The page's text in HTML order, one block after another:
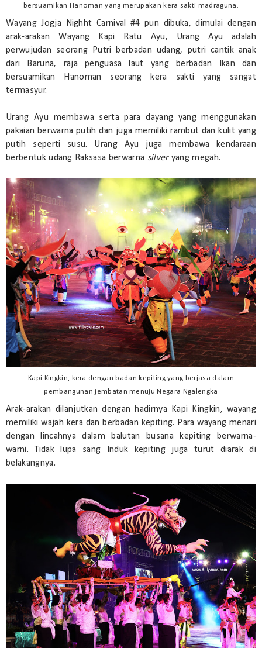
bersuamikan Hanoman yang merupakan kera sakti madraguna.
Wayang Jogja Nighht Carnival #4 pun dibuka, dimulai dengan
arak-arakan Wayang Kapi Ratu Ayu, Urang Ayu adalah
perwujudan seorang Putri berbadan udang, putri cantik anak
dari Baruna, raja penguasa laut yang berbadan Ikan dan
bersuamikan Hanoman seorang kera sakti yang sangat
termasyur.
Urang Ayu membawa serta para dayang yang menggunakan
pakaian berwarna putih dan juga memiliki rambut dan kulit yang
putih seperti susu. Urang Ayu juga membawa kendaraan
berbentuk udang Raksasa berwarna silveryang megah.
Kapi Kingkin, kera dengan badan kepiting yang berjasa dalam
pembangunan jembatan menuju Negara Ngalengka
Arak-arakan dilanjutkan dengan hadirnya Kapi Kingkin, wayang
memiliki wajah kera dan berbadan kepiting. Para wayang menari
dengan lincahnya dalam balutan busana kepiting berwarna-
warni. Tidak lupa sang Induk kepiting juga turut diarak di
belakangnya.